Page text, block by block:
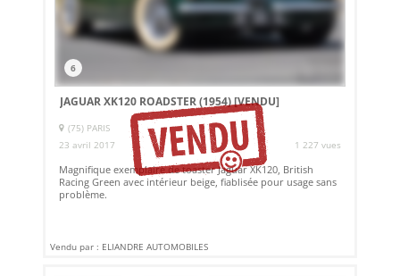
6
JAGUAR XK120 ROADSTER (1954)[VENDU]
(75) PARIS
23 avril 2017
1 227 vues
Magnifique exemplaire de toaster Jaguar XK120, British
Racing Green avec intérieur beige, fiablisée pour usage sans
problème.
Vendu par : ELIANDRE AUTOMOBILES